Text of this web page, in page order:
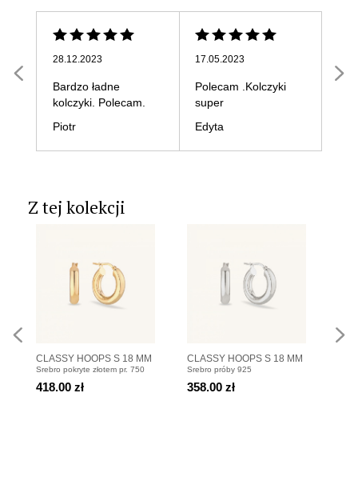
28.12.2023
Bardzo ładne
kolczyki. Polecam.
Piotr
17.05.2023
Polecam .Kolczyki
super
Edyta
Z tej kolekcji
CLASSY HOOPS S 18 MM
Kolczyki koła pozłacane
Srebro pokryte złotem pr. 750
418.00 zł
CLASSY HOOPS S 18 MM
Kolczyki koła srebrne
Srebro próby 925
358.00 zł